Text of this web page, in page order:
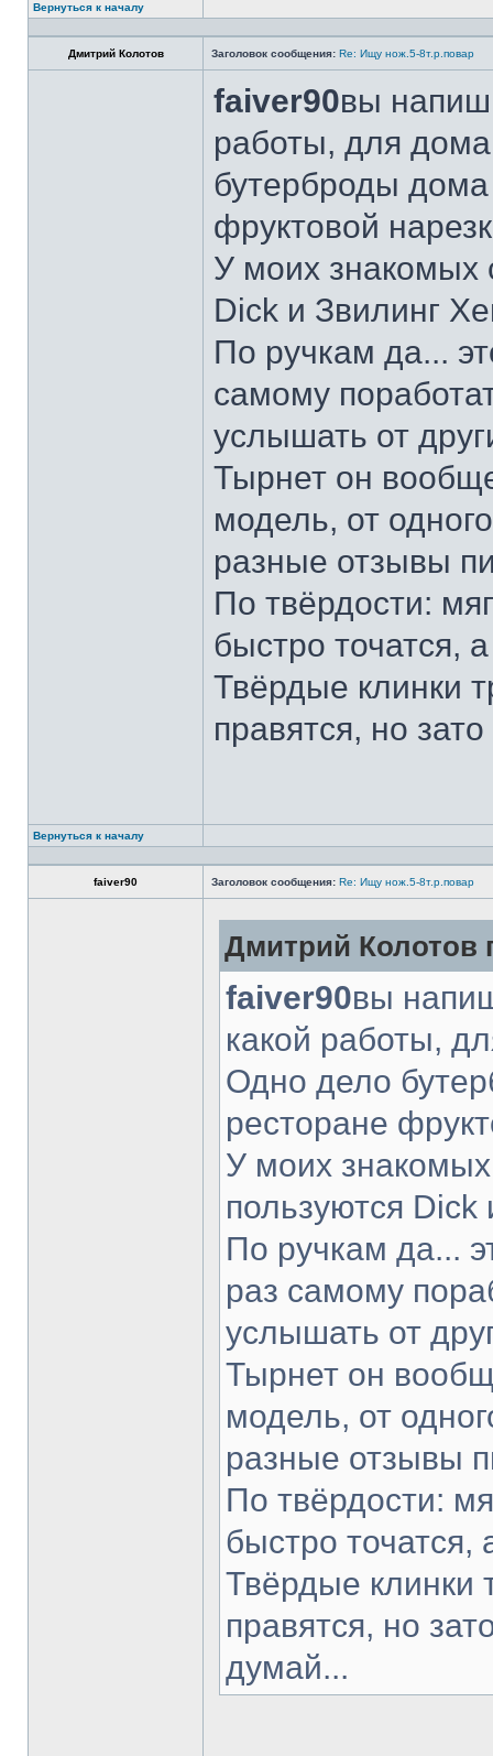
Вернуться к началу
Дмитрий Колотов Заголовок сообщения: Re: Ищу нож.5-8т.р.повар
faiver90вы
работы, для
бутерброды дома
фруктовой
У моих знакомых
Dick и Звилинг
По ручкам да...
самому
услышать от
Тырнет он
модель, от
разные отзывы
По твёрдости:
быстро точатся,
Твёрдые клинки
правятся, но
Вернуться к началу
faiver90 Заголовок сообщения: Re: Ищу нож.5-8т.р.повар
Дмитрий Колотов
faiver90вы
какой работы,
Одно дело
ресторане
У моих
пользуются Dick
По ручкам да...
раз самому
услышать от
Тырнет он
модель, от
разные отзывы
По твёрдости:
быстро точатся,
Твёрдые клинки
правятся, но
думай...